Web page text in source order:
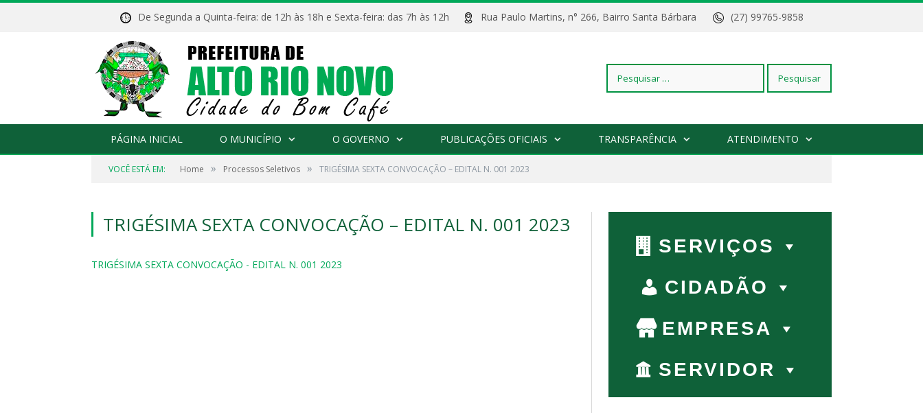
De Segunda a Quinta-feira: de 12h às 18h e Sexta-feira: das 7h às 12h Rua Paulo Martins, n° 266, Bairro Santa Bárbara (27) 99765-9858
Pesquisar
PÁGINA INICIAL O MUNICÍPIO O GOVERNO PUBLICAÇÕES OFICIAIS TRANSPARÊNCIA ATENDIMENTO
VOCÊ ESTÁ EM: Home » Processos Seletivos » TRIGÉSIMA SEXTA CONVOCAÇÃO – EDITAL N. 001 2023
TRIGÉSIMA SEXTA CONVOCAÇÃO – EDITAL N. 001 2023
TRIGÉSIMA SEXTA CONVOCAÇÃO - EDITAL N. 001 2023
SERVIÇOS
CIDADÃO
EMPRESA
SERVIDOR